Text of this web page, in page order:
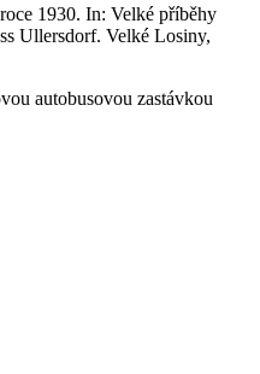
1930. In: Velké příběhy
Ullersdorf. Velké Losiny,
autobusovou zastávkou